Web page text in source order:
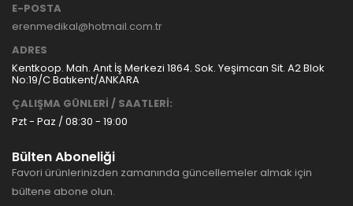
E-POSTA
erenmedikal@hotmail.com.tr
ADRES
Kentkoop. Mah. Anıt İş Merkezi 1864. Sok. Yeşimcan Sit. A2 Blok
No:19/C Batıkent/ANKARA
ÇALIŞMA GÜNLERİ / SAATLERİ:
Pzt - Paz / 08:30 - 19:00
Bülten Aboneliği
Favori ürünlerinizden zamanında güncellemeler almak için
bültene abone olun.